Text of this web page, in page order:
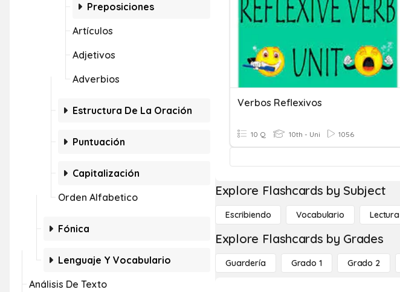
Preposiciones
Artículos
Adjetivos
Adverbios
Estructura De La Oración
Puntuación
Capitalización
Orden Alfabetico
Fónica
Lenguaje Y Vocabulario
Análisis De Texto
Verbos Reflexivos
10 Q 10th - Uni 1056
Explore Flashcards by Subject
Escribiendo Vocabulario Lectura
Explore Flashcards by Grades
Guardería Grado 1 Grado 2